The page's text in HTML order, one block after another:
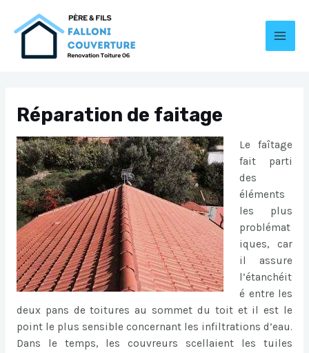
Réparation de faitage
Le faîtage
fait parti
des
éléments
les plus
problémat
iques, car
il assure
l’étanchéit
é entre les
deux pans de toitures au sommet du toit et il est le
point le plus sensible concernant les infiltrations d’eau.
Dans le temps, les couvreurs scellaient les tuiles